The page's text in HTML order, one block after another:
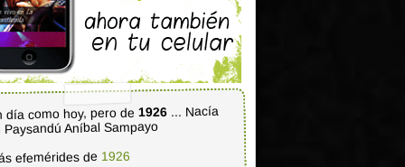
día como hoy, pero de 1926 ... Nacía
Paysandú Aníbal Sampayo
efemérides de 1926